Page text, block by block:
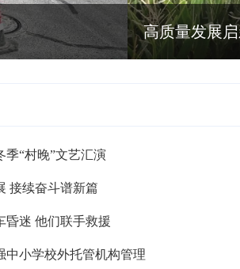
程丨现代农业产业园里的新质生
季“村晚”文艺汇演
接续奋斗谱新篇
昏迷 他们联手救援
中小学校外托管机构管理